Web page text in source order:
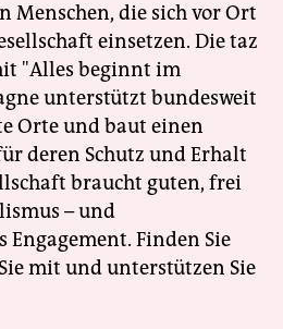
Menschen, die sich vor Ort
einsetzen. Die taz
"Alles beginnt im
unterstützt bundesweit
Orte und baut einen
deren Schutz und Erhalt
braucht guten, frei
– und
Finden Sie
mit und unterstützen Sie